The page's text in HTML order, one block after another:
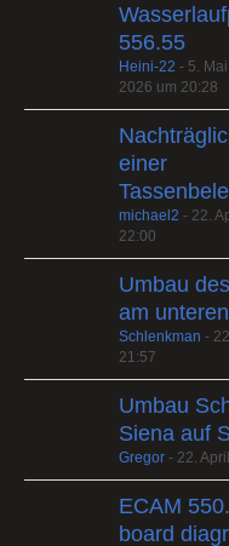
556.55
Heini-22 - 5. Mai
2026 um 20:28
einer
michael2 - 22.
22:00
Umbau
am
Schlenkman -
21:57
Umbau
Siena auf
Gregor - 22.
ECAM
board